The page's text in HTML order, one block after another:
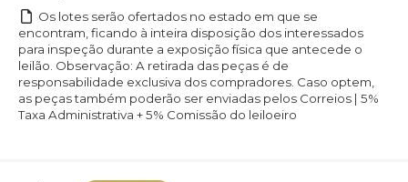
Os lotes serão ofertados no estado em que se
encontram, ficando à inteira disposição dos interessados
para inspeção durante a exposição física que antecede o
leilão. Observação: A retirada das peças é de
responsabilidade exclusiva dos compradores. Caso optem,
as peças também poderão ser enviadas pelos Correios | 5%
Taxa Administrativa + 5% Comissão do leiloeiro